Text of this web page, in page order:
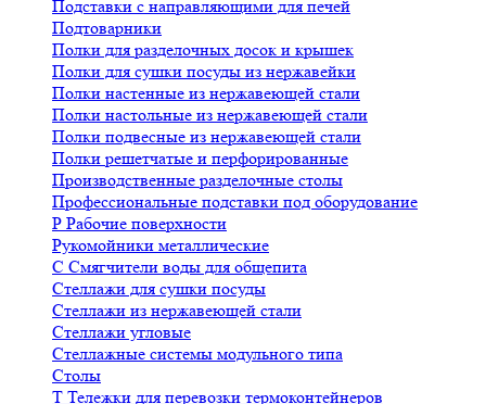
Подставки с направляющими для печей
Подтоварники
Полки для разделочных досок и крышек
Полки для сушки посуды из нержавейки
Полки настенные из нержавеющей стали
Полки настольные из нержавеющей стали
Полки подвесные из нержавеющей стали
Полки решетчатые и перфорированные
Производственные разделочные столы
Профессиональные подставки под оборудование
Р Рабочие поверхности
Рукомойники металлические
С Смягчители воды для общепита
Стеллажи для сушки посуды
Стеллажи из нержавеющей стали
Стеллажи угловые
Стеллажные системы модульного типа
Столы
Т Тележки для перевозки термоконтейнеров